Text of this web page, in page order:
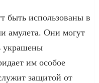
быть использованы в
амулета. Они могут
украшены
им особое
защитой от